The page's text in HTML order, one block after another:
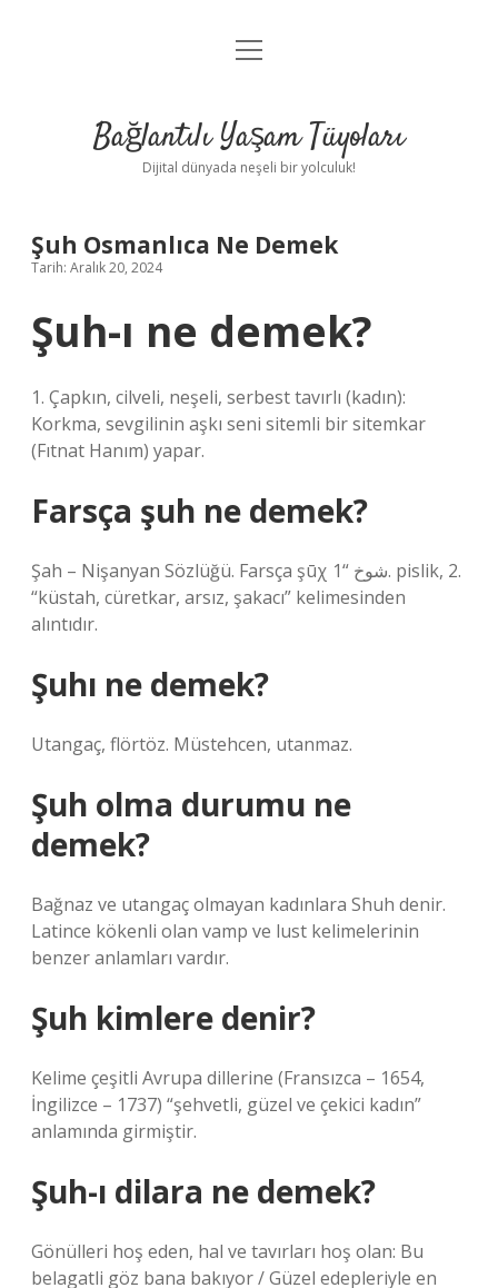
Anasayfa
Yasal Uyarı
menüyü
Bağlantılı Yaşam Tüyoları
Dijital dünyada neşeli bir yolculuk!
Şuh Osmanlıca Ne Demek
Tarih: Aralık 20, 2024
Şuh-ı ne demek?
1. Çapkın, cilveli, neşeli, serbest tavırlı (kadın):
Korkma, sevgilinin aşkı seni sitemli bir sitemkar
(Fıtnat Hanım) yapar.
Farsça şuh ne demek?
Şah – Nişanyan Sözlüğü. Farsça şūχ شوخ “1. pislik, 2.
“küstah, cüretkar, arsız, şakacı” kelimesinden
alıntıdır.
Şuhı ne demek?
Utangaç, flörtöz. Müstehcen, utanmaz.
Şuh olma durumu ne
demek?
Bağnaz ve utangaç olmayan kadınlara Shuh denir.
Latince kökenli olan vamp ve lust kelimelerinin
benzer anlamları vardır.
Şuh kimlere denir?
Kelime çeşitli Avrupa dillerine (Fransızca – 1654,
İngilizce – 1737) “şehvetli, güzel ve çekici kadın”
anlamında girmiştir.
Şuh-ı dilara ne demek?
Gönülleri hoş eden, hal ve tavırları hoş olan: Bu
belagatli göz bana bakıyor / Güzel edepleriyle en